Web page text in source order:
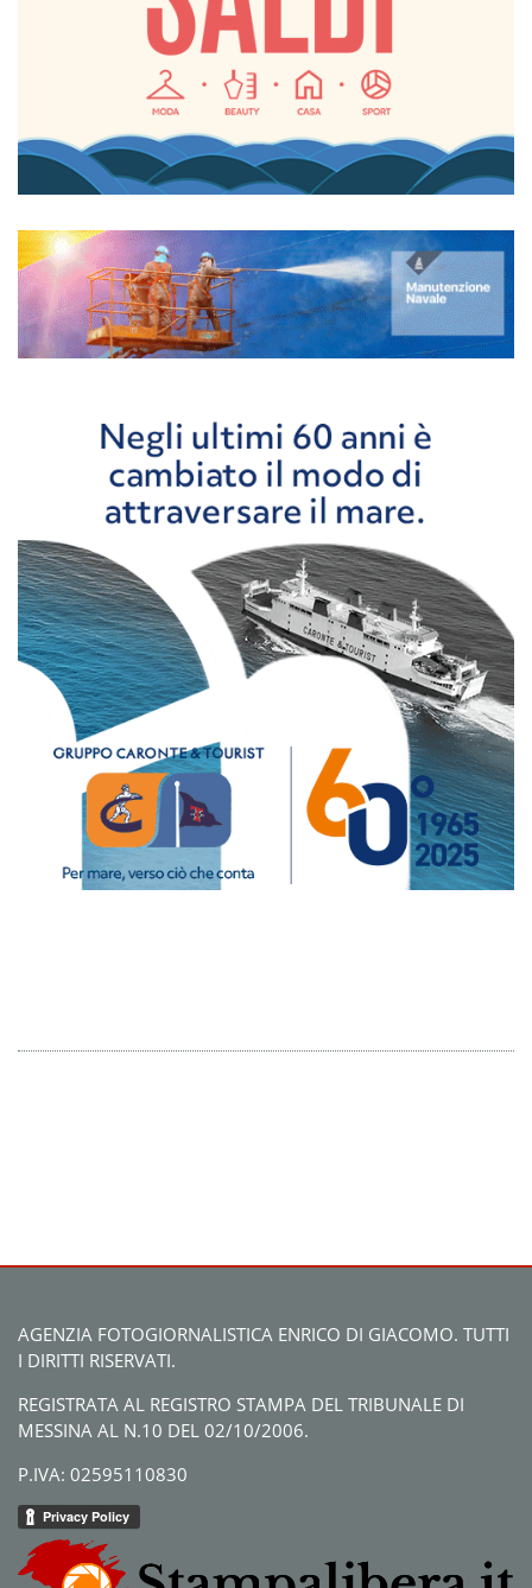
AGENZIA FOTOGIORNALISTICA ENRICO DI GIACOMO. TUTTI
I DIRITTI RISERVATI.
REGISTRATA AL REGISTRO STAMPA DEL TRIBUNALE DI
MESSINA AL N.10 DEL 02/10/2006.
P.IVA: 02595110830